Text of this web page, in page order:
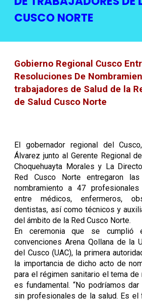
CUSCO NORTE
Gobierno Regional Cusco
Resoluciones De
trabajadores de Salud de la
de Salud Cusco Norte
El gobernador regional del
Álvarez junto al Gerente Regional
Choquehuayta Morales y La
Red Cusco Norte entregaron
nombramiento a 47
entre médicos, enfermeros,
dentistas, así como técnicos y
del ámbito de la Red Cusco Norte.
En ceremonia que se
convenciones Arena Qollana de la
del Cusco (UAC), la primera
la importancia de dicho acto de
para el régimen sanitario el tema de
es fundamental. “No podríamos
sin profesionales de la salud. Es el